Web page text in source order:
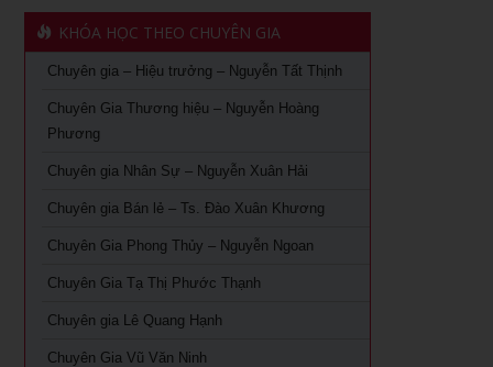
Khoá học Livestream bán hàng chuyên nghiệp từ A – Z
phẩm
Khóa Học Giám Đốc Toàn Diện tại TPHCM
Khóa Học CEO – Giám Đốc Điều Hành tại TPHCM
Khóa Học Giám Đốc Tài Chính tại TPHCM
Khóa học Giám Đốc Nhân Sự tại TPHCM
Khoá Học Giám Đốc Kinh Doanh tại TPHCM
KHÓA HỌC THEO CHUYÊN GIA
Chuyên gia – Hiệu trưởng – Nguyễn Tất Thịnh
Chuyên Gia Thương hiệu – Nguyễn Hoàng
Phương
Chuyên gia Nhân Sự – Nguyễn Xuân Hải
Chuyên gia Bán lẻ – Ts. Đào Xuân Khương
Chuyên Gia Phong Thủy – Nguyễn Ngoan
Chuyên Gia Tạ Thị Phước Thạnh
Chuyên gia Lê Quang Hạnh
Chuyên Gia Vũ Văn Ninh